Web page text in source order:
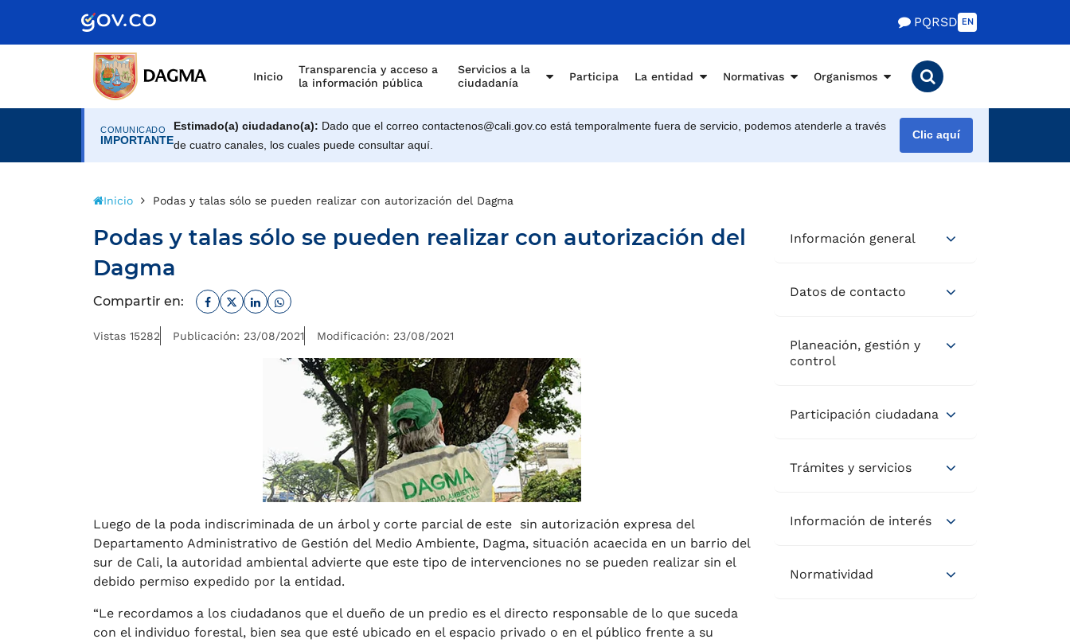
de Gobierno PQRSD EN
Inicio
Transparencia y acceso a
la información pública
Servicios a la
ciudadanía
Participa La entidad Normativas Organismos
COMUNICADO
IMPORTANTE
Estimado(a) ciudadano(a): Dado que el correo contactenos@cali.gov.co está temporalmente fuera de servicio, podemos atenderle a través
de cuatro canales, los cuales puede consultar aquí.
Clic aquí
Inicio Podas y talas sólo se pueden realizar con autorización del Dagma
Podas y talas sólo se pueden realizar con autorización del
Dagma
Compartir en: Facebook
TwitterLinkedinWhatsapp
Vistas 15282 Publicación: 23/08/2021 Modificación: 23/08/2021
Luego de la poda indiscriminada de un árbol y corte parcial de este sin autorización expresa del
Departamento Administrativo de Gestión del Medio Ambiente, Dagma, situación acaecida en un barrio del
sur de Cali, la autoridad ambiental advierte que este tipo de intervenciones no se pueden realizar sin el
debido permiso expedido por la entidad.
“Le recordamos a los ciudadanos que el dueño de un predio es el directo responsable de lo que suceda
con el individuo forestal, bien sea que esté ubicado en el espacio privado o en el público frente a su
Información general
Datos de contacto
Planeación, gestión y
control
Participación ciudadana
Trámites y servicios
Información de interés
Normatividad